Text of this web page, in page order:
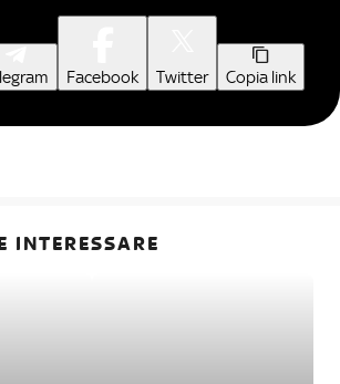
Facebook Twitter Copia link
INTERESSARE